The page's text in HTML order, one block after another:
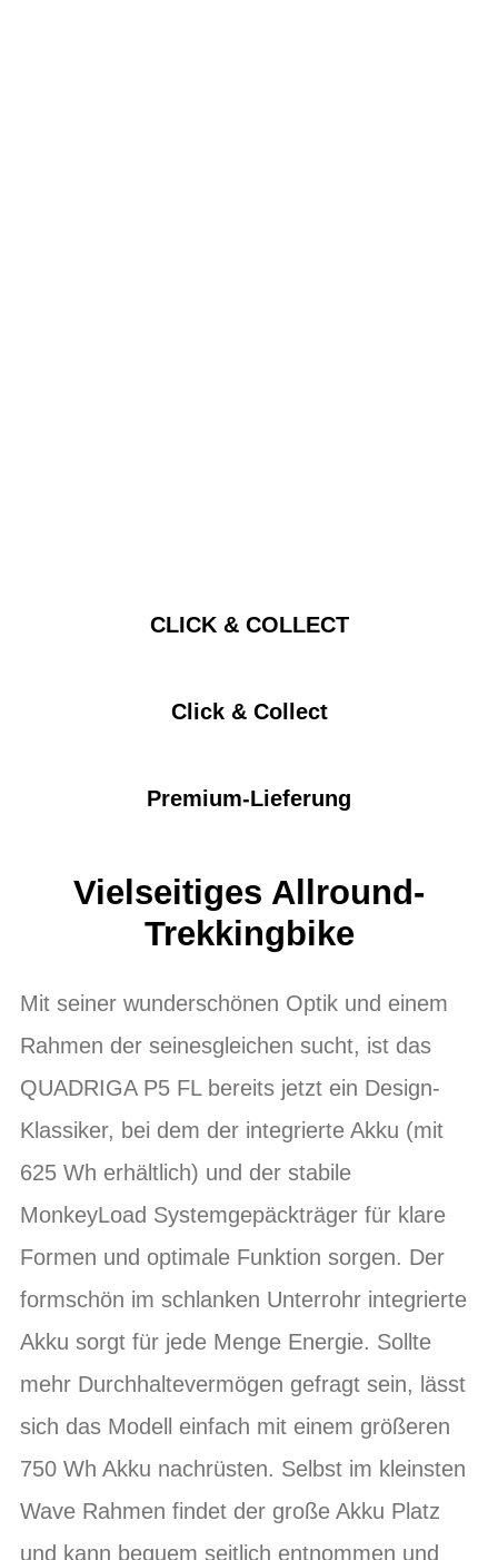
CLICK & COLLECT
Click & Collect
Premium-Lieferung
Vielseitiges Allround-
Trekkingbike
Mit seiner wunderschönen Optik und einem
Rahmen der seinesgleichen sucht, ist das
QUADRIGA P5 FL bereits jetzt ein Design-
Klassiker, bei dem der integrierte Akku (mit
625 Wh erhältlich) und der stabile
MonkeyLoad Systemgepäckträger für klare
Formen und optimale Funktion sorgen. Der
formschön im schlanken Unterrohr integrierte
Akku sorgt für jede Menge Energie. Sollte
mehr Durchhaltevermögen gefragt sein, lässt
sich das Modell einfach mit einem größeren
750 Wh Akku nachrüsten. Selbst im kleinsten
Wave Rahmen findet der große Akku Platz
und kann bequem seitlich entnommen und